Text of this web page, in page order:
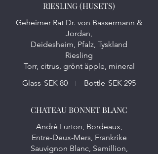
RIESLING (HUSETS)
Geheimer Rat Dr. von Bassermann &
Jordan,
Deidesheim, Pfalz, Tyskland
Riesling
Glass SEK 80 Bottle SEK 295
CHATEAU BONNET BLANC
André Lurton, Bordeaux,
Entre-Deux-Mers, Frankrike
Sauvignon Blanc, Semillion,